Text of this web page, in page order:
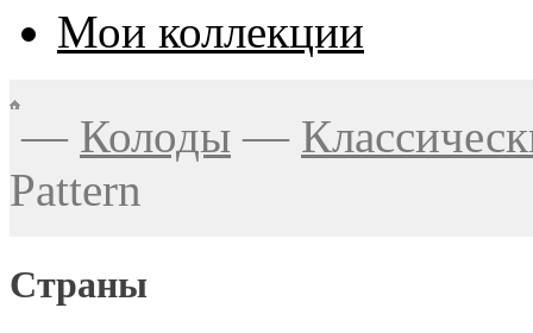
Мои коллекции
— Колоды —
Pattern
Страны